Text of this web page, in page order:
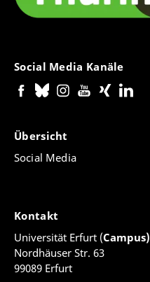
Social Media Kanäle
Übersicht
Social Media
Kontakt
Universität Erfurt (Campus)
Nordhäuser Str. 63
99089 Erfurt